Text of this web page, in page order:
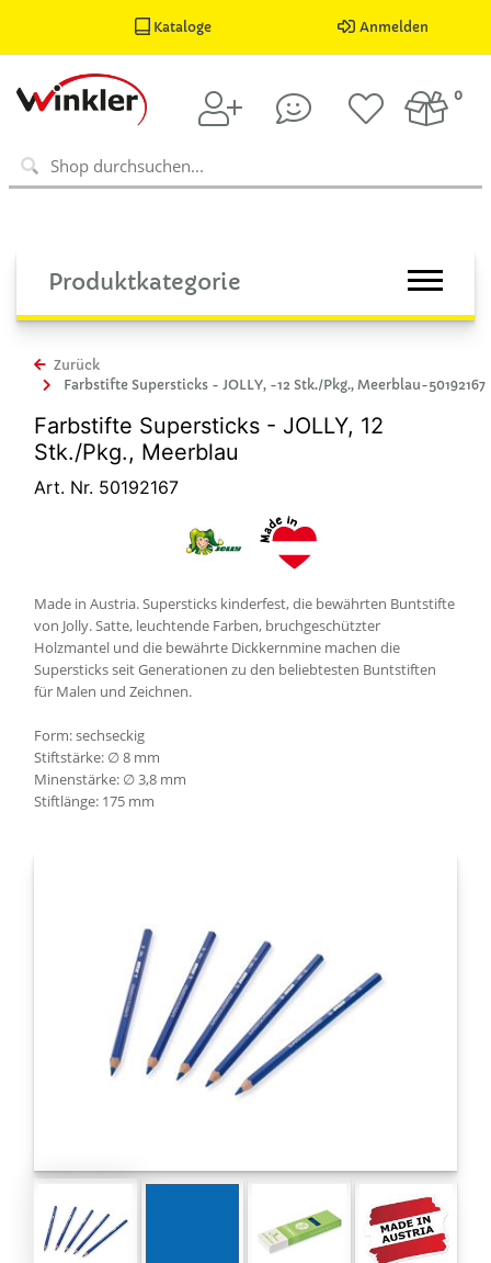
Kataloge Anmelden
0
Produktkategorie
Zurück
Farbstifte Supersticks - JOLLY, -12 Stk./Pkg., Meerblau-50192167
Farbstifte Supersticks - JOLLY, 12
Stk./Pkg., Meerblau
Art. Nr. 50192167
Made in Austria. Supersticks kinderfest, die bewährten Buntstifte
von Jolly. Satte, leuchtende Farben, bruchgeschützter
Holzmantel und die bewährte Dickkernmine machen die
Supersticks seit Generationen zu den beliebtesten Buntstiften
für Malen und Zeichnen.
Form: sechseckig
Stiftstärke: ∅ 8 mm
Minenstärke: ∅ 3,8 mm
Stiftlänge: 175 mm